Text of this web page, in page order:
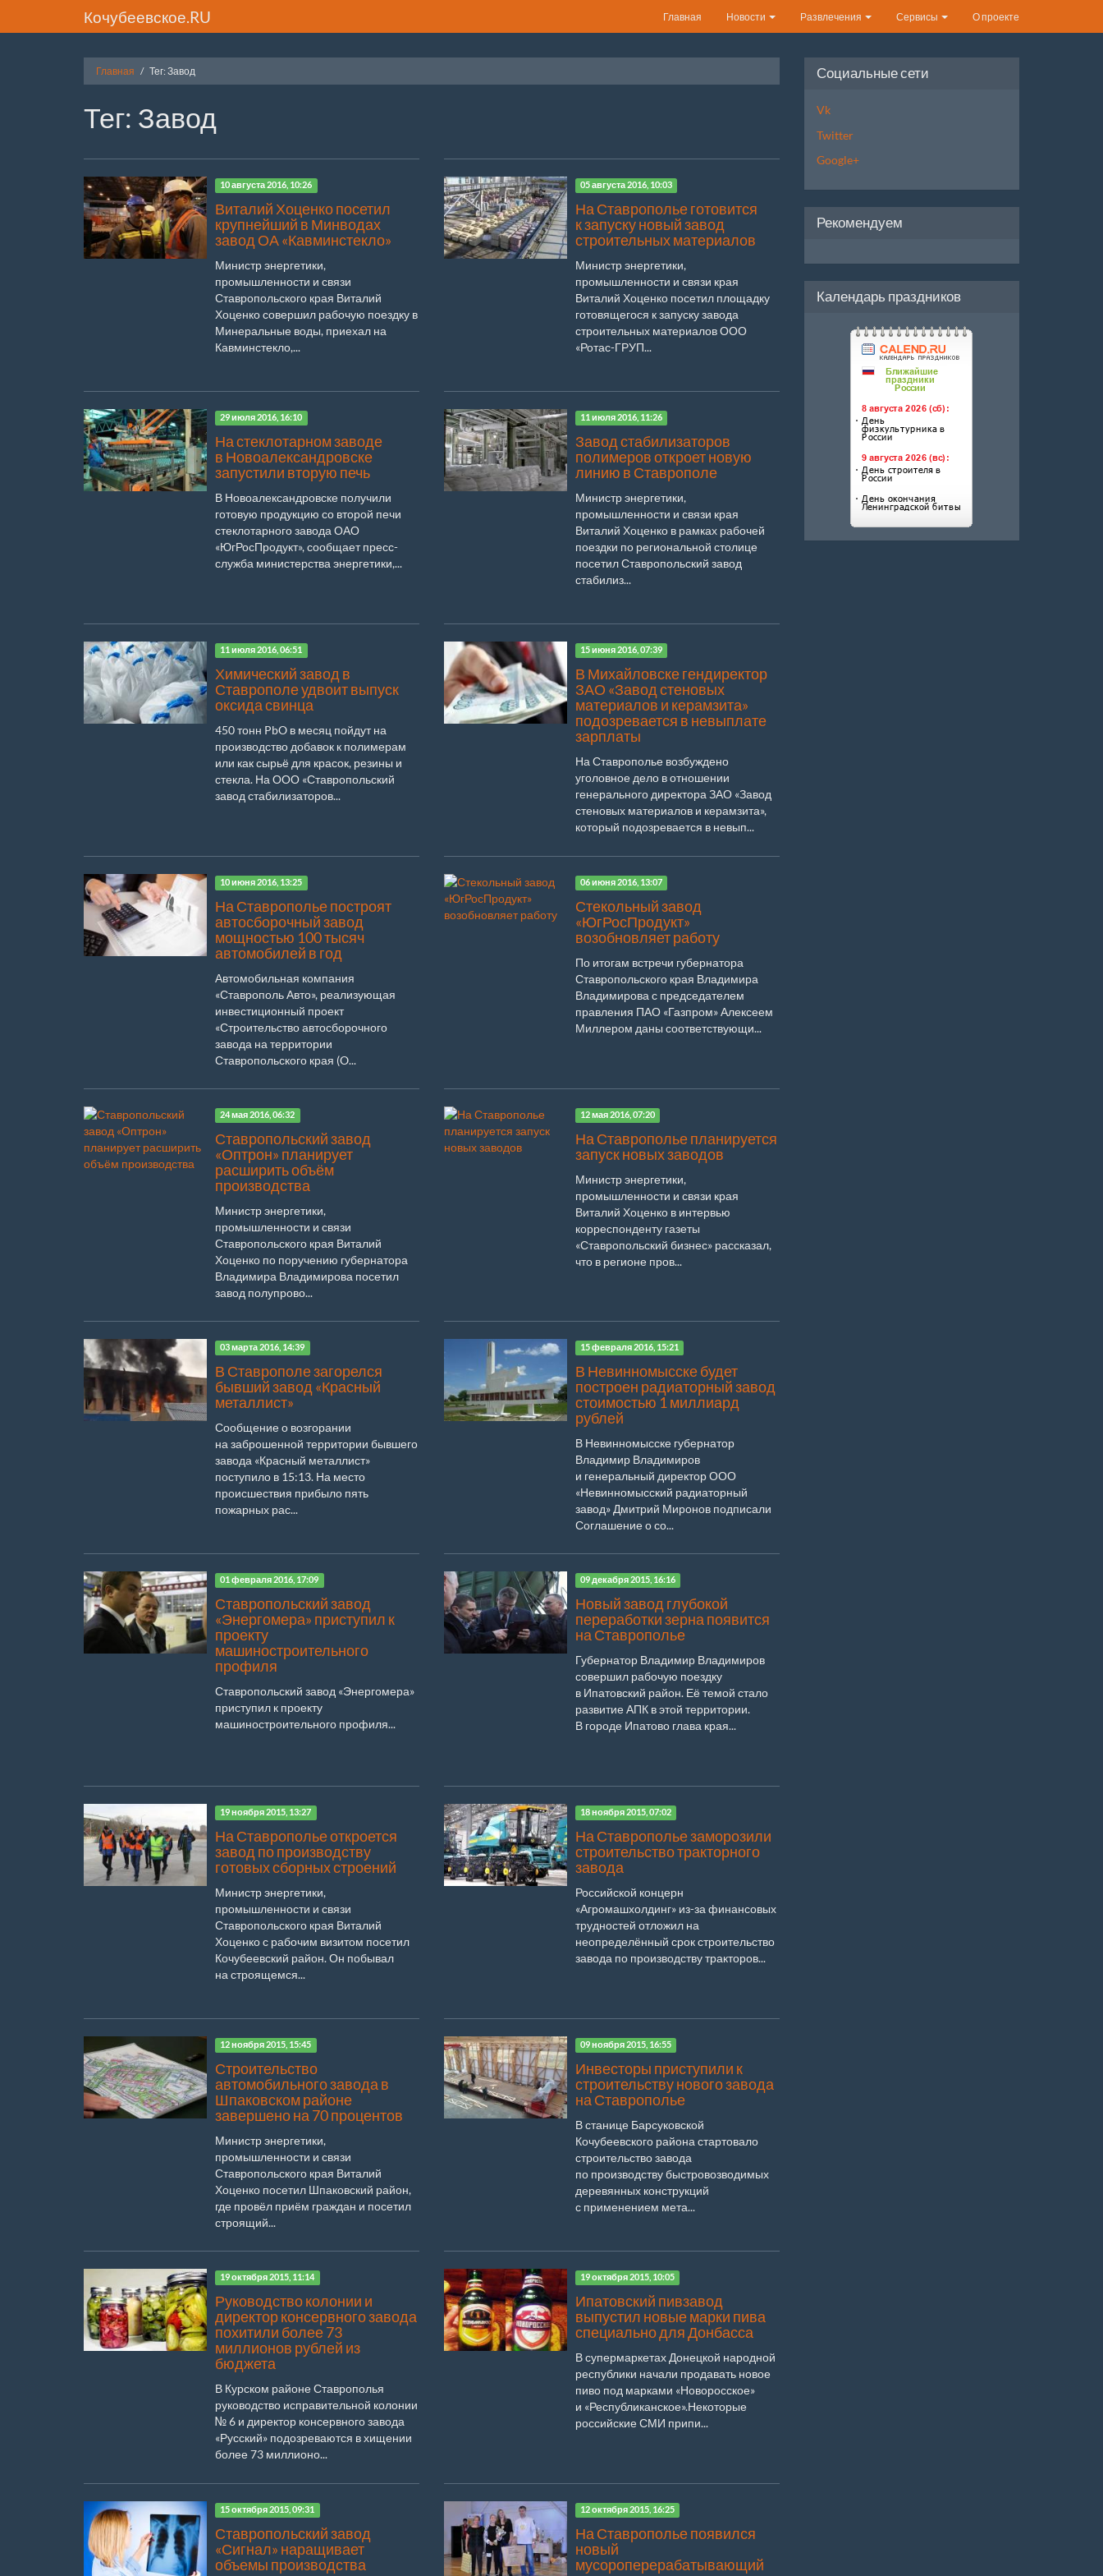
Кочубеевское.RU Главная Новости Развлечения Сервисы О проекте
Главная Тег: Завод
Тег: Завод
10 августа 2016, 10:26
Виталий Хоценко посетил
крупнейший в Минводах
завод ОА «Кавминстекло»
Министр энергетики,
промышленности и связи
Ставропольского края Виталий
Хоценко совершил рабочую поездку в
Минеральные воды, приехал на
Кавминстекло,...
05 августа 2016, 10:03
На Ставрополье готовится
к запуску новый завод
строительных материалов
Министр энергетики,
промышленности и связи края
Виталий Хоценко посетил площадку
готовящегося к запуску завода
строительных материалов ООО
«Ротас-ГРУП...
29 июля 2016, 16:10
На стеклотарном заводе
в Новоалександровске
запустили вторую печь
В Новоалександровске получили
готовую продукцию со второй печи
стеклотарного завода ОАО
«ЮгРосПродукт», сообщает пресс-
служба министерства энергетики,...
11 июля 2016, 11:26
Завод стабилизаторов
полимеров откроет новую
линию в Ставрополе
Министр энергетики,
промышленности и связи края
Виталий Хоценко в рамках рабочей
поездки по региональной столице
посетил Ставропольский завод
стабилиз...
11 июля 2016, 06:51
Химический завод в
Ставрополе удвоит выпуск
оксида свинца
450 тонн PbO в месяц пойдут на
производство добавок к полимерам
или как сырьё для красок, резины и
стекла. На ООО «Ставропольский
завод стабилизаторов...
15 июня 2016, 07:39
В Михайловске гендиректор
ЗАО «Завод стеновых
материалов и керамзита»
подозревается в невыплате
зарплаты
На Ставрополье возбуждено
уголовное дело в отношении
генерального директора ЗАО «Завод
стеновых материалов и керамзита»,
который подозревается в невып...
10 июня 2016, 13:25
На Ставрополье построят
автосборочный завод
мощностью 100 тысяч
автомобилей в год
Автомобильная компания
«Ставрополь Авто», реализующая
инвестиционный проект
«Строительство автосборочного
завода на территории
Ставропольского края (O...
06 июня 2016, 13:07
Стекольный завод
«ЮгРосПродукт»
возобновляет работу
По итогам встречи губернатора
Ставропольского края Владимира
Владимирова с председателем
правления ПАО «Газпром» Алексеем
Миллером даны соответствующи...
24 мая 2016, 06:32
Ставропольский завод
«Оптрон» планирует
расширить объём
производства
Министр энергетики,
промышленности и связи
Ставропольского края Виталий
Хоценко по поручению губернатора
Владимира Владимирова посетил
завод полупрово...
12 мая 2016, 07:20
На Ставрополье планируется
запуск новых заводов
Министр энергетики,
промышленности и связи края
Виталий Хоценко в интервью
корреспонденту газеты
«Ставропольский бизнес» рассказал,
что в регионе пров...
03 марта 2016, 14:39
В Ставрополе загорелся
бывший завод «Красный
металлист»
Сообщение о возгорании
на заброшенной территории бывшего
завода «Красный металлист»
поступило в 15:13. На место
происшествия прибыло пять
пожарных рас...
15 февраля 2016, 15:21
В Невинномысске будет
построен радиаторный завод
стоимостью 1 миллиард
рублей
В Невинномысске губернатор
Владимир Владимиров
и генеральный директор ООО
«Невинномысский радиаторный
завод» Дмитрий Миронов подписали
Соглашение о со...
01 февраля 2016, 17:09
Ставропольский завод
«Энергомера» приступил к
проекту
машиностроительного
профиля
Ставропольский завод «Энергомера»
приступил к проекту
машиностроительного профиля...
09 декабря 2015, 16:16
Новый завод глубокой
переработки зерна появится
на Ставрополье
Губернатор Владимир Владимиров
совершил рабочую поездку
в Ипатовский район. Её темой стало
развитие АПК в этой территории.
В городе Ипатово глава края...
19 ноября 2015, 13:27
На Ставрополье откроется
завод по производству
готовых сборных строений
Министр энергетики,
промышленности и связи
Ставропольского края Виталий
Хоценко с рабочим визитом посетил
Кочубеевский район. Он побывал
на строящемся...
18 ноября 2015, 07:02
На Ставрополье заморозили
строительство тракторного
завода
Российской концерн
«Агромашхолдинг» из-за финансовых
трудностей отложил на
неопределённый срок строительство
завода по производству тракторов...
12 ноября 2015, 15:45
Строительство
автомобильного завода в
Шпаковском районе
завершено на 70 процентов
Министр энергетики,
промышленности и связи
Ставропольского края Виталий
Хоценко посетил Шпаковский район,
где провёл приём граждан и посетил
строящий...
09 ноября 2015, 16:55
Инвесторы приступили к
строительству нового завода
на Ставрополье
В станице Барсуковской
Кочубеевского района стартовало
строительство завода
по производству быстровозводимых
деревянных конструкций
с применением мета...
19 октября 2015, 11:14
Руководство колонии и
директор консервного завода
похитили более 73
миллионов рублей из
бюджета
В Курском районе Ставрополья
руководство исправительной колонии
№ 6 и директор консервного завода
«Русский» подозреваются в хищении
более 73 миллионо...
19 октября 2015, 10:05
Ипатовский пивзавод
выпустил новые марки пива
специально для Донбасса
В супермаркетах Донецкой народной
республики начали продавать новое
пиво под марками «Новоросское»
и «Республиканское».Некоторые
российские СМИ припи...
15 октября 2015, 09:31
Ставропольский завод
«Сигнал» наращивает
объемы производства
12 октября 2015, 16:25
На Ставрополье появился
новый
мусороперерабатывающий
Социальные сети
Vk
Twitter
Google+
Рекомендуем
Календарь праздников